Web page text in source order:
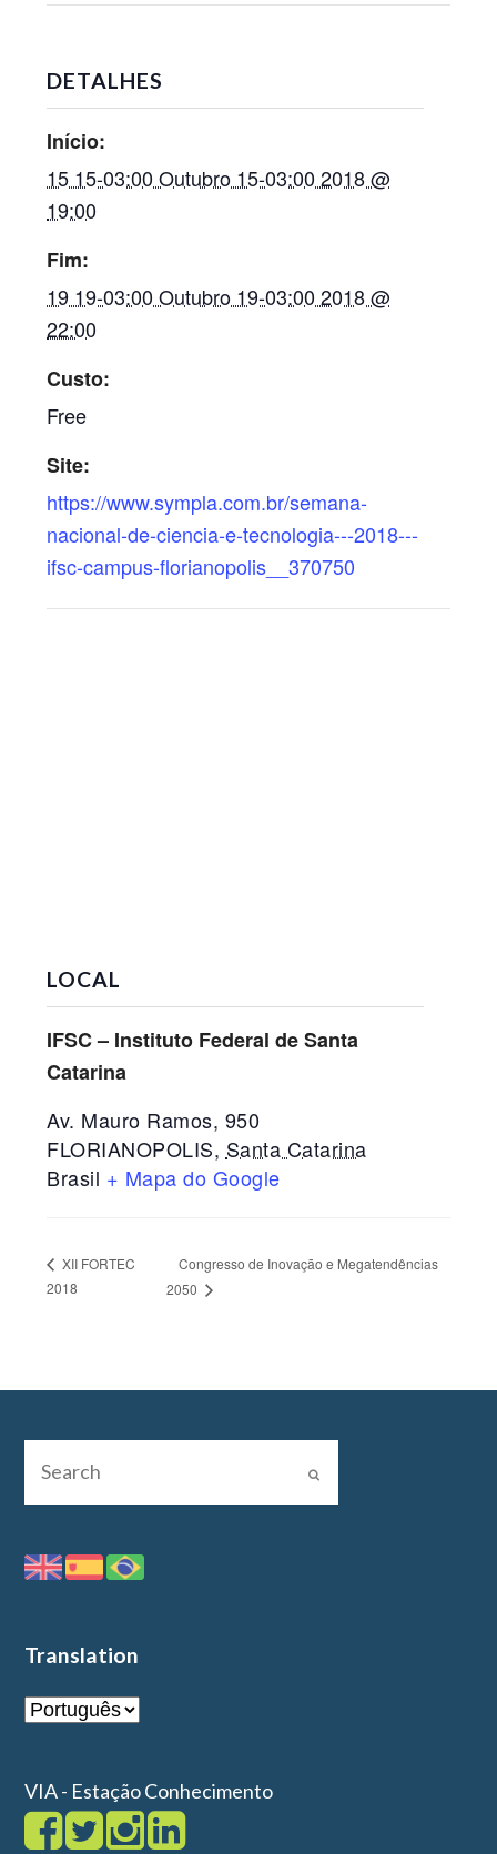
DETALHES
Início:
15 15-03:00 Outubro 15-03:00 2018 @
19:00
Fim:
19 19-03:00 Outubro 19-03:00 2018 @
22:00
Custo:
Free
Site:
https://www.sympla.com.br/semana-
nacional-de-ciencia-e-tecnologia---2018---
ifsc-campus-florianopolis__370750
LOCAL
IFSC – Instituto Federal de Santa
Catarina
Av. Mauro Ramos, 950
FLORIANOPOLIS, Santa Catarina
Brasil + Mapa do Google
XII FORTEC
2018
Congresso de Inovação e Megatendências
2050
Translation
VIA - Estação Conhecimento